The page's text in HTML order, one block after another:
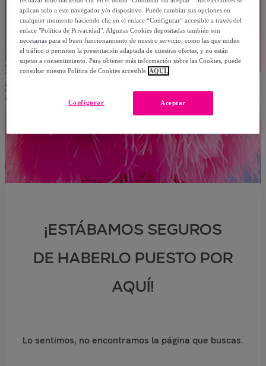
¡ESTÁBAMOS SEGUROS
DE HABERLO PUESTO POR
AQUÍ!
Lo sentimos, no encontramos la página que buscas.
aplican solo a este navegador y/o dispositivo. Puede cambiar sus opciones en
cualquier momento haciendo clic en el enlace “Configurar” accesible a través del
enlace "Política de Privacidad". Algunas Cookies depositadas también son
necesarias para el buen funcionamiento de nuestro servicio, como las que miden
el tráfico o permiten la presentación adaptada de nuestras ofertas, y no están
sujetas a consentimiento. Para obtener más información sobre las Cookies, puede
consultar nuestra Política de Cookies accesible AQUÍ.
Aceptar
Configurar